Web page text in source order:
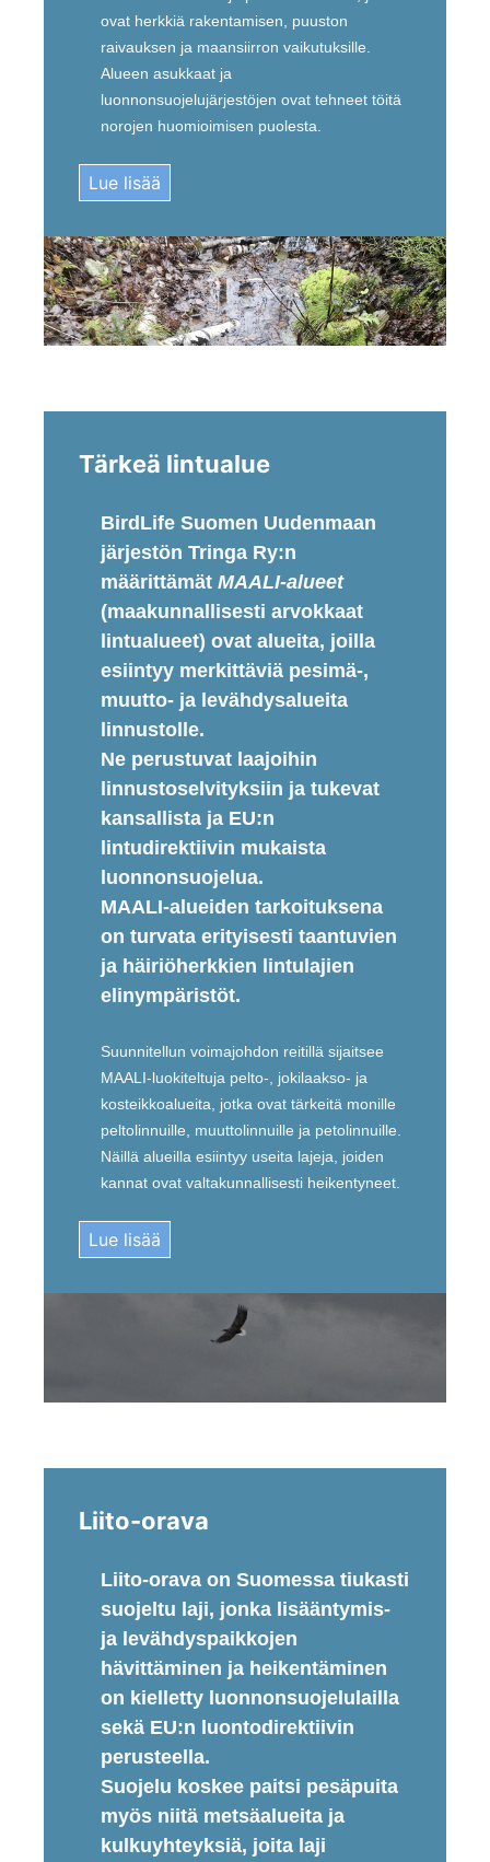
ovat herkkiä rakentamisen, puuston
raivauksen ja maansiirron vaikutuksille.
Alueen asukkaat ja
luonnonsuojelujärjestöjen ovat tehneet töitä
norojen huomioimisen puolesta.
Lue lisää
Tärkeä lintualue
BirdLife Suomen Uudenmaan
järjestön Tringa Ry:n
määrittämät MAALI-alueet
(maakunnallisesti arvokkaat
lintualueet) ovat alueita, joilla
esiintyy merkittäviä pesimä-,
muutto- ja levähdysalueita
linnustolle.
Ne perustuvat laajoihin
linnustoselvityksiin ja tukevat
kansallista ja EU:n
lintudirektiivin mukaista
luonnonsuojelua.
MAALI-alueiden tarkoituksena
on turvata erityisesti taantuvien
ja häiriöherkkien lintulajien
elinympäristöt.
Suunnitellun voimajohdon reitillä sijaitsee
MAALI-luokiteltuja pelto-, jokilaakso- ja
kosteikkoalueita, jotka ovat tärkeitä monille
peltolinnuille, muuttolinnuille ja petolinnuille.
Näillä alueilla esiintyy useita lajeja, joiden
kannat ovat valtakunnallisesti heikentyneet.
Lue lisää
Liito-orava
Liito-orava on Suomessa tiukasti
suojeltu laji, jonka lisääntymis-
ja levähdyspaikkojen
hävittäminen ja heikentäminen
on kielletty luonnonsuojelulailla
sekä EU:n luontodirektiivin
perusteella.
Suojelu koskee paitsi pesäpuita
myös niitä metsäalueita ja
kulkuyhteyksiä, joita laji